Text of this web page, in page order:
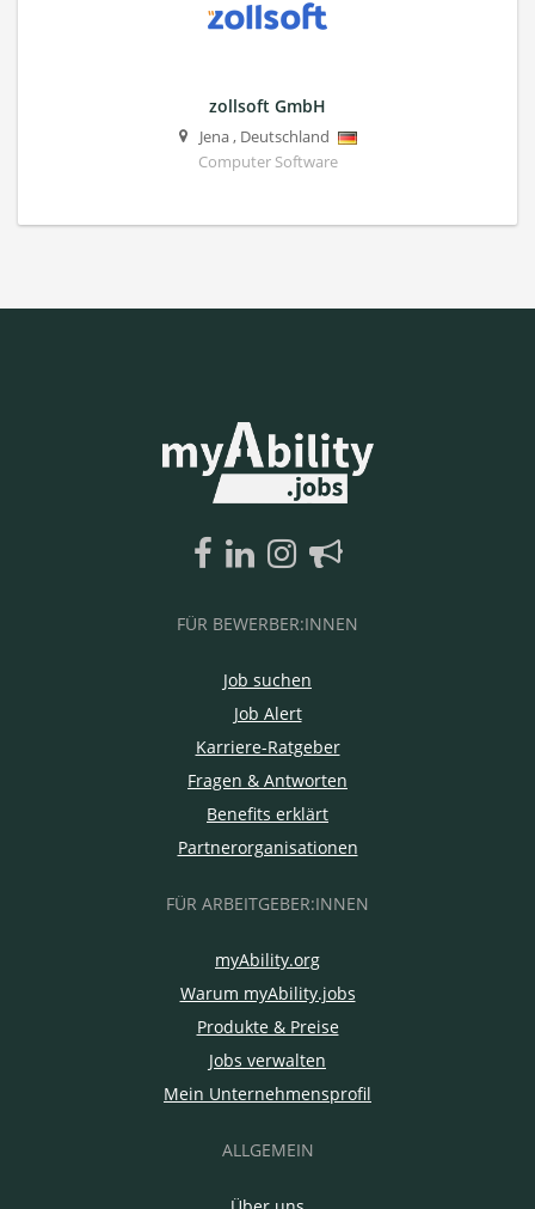
zollsoft GmbH
Jena, Deutschland
Computer Software
FÜR BEWERBER:INNEN
Job suchen
Job Alert
Karriere-Ratgeber
Fragen & Antworten
Benefits erklärt
Partnerorganisationen
FÜR ARBEITGEBER:INNEN
myAbility.org
Warum myAbility.jobs
Produkte & Preise
Jobs verwalten
Mein Unternehmensprofil
ALLGEMEIN